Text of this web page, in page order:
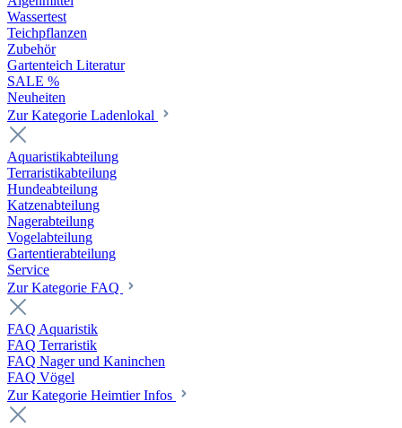
Wassertest
Teichpflanzen
Zubehör
Gartenteich Literatur
SALE %
Neuheiten
Zur Kategorie Ladenlokal
Aquaristikabteilung
Terraristikabteilung
Hundeabteilung
Katzenabteilung
Nagerabteilung
Vogelabteilung
Gartentierabteilung
Service
Zur Kategorie FAQ
FAQ Aquaristik
FAQ Terraristik
FAQ Nager und Kaninchen
FAQ Vögel
Zur Kategorie Heimtier Infos